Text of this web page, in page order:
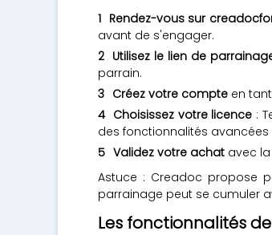
Rendez-vous sur
avant de s'engager.
Utilisez le lien de
parrain.
Créez votre compte en
Choisissez votre licence :
des fonctionnalités
Validez votre achat avec
Astuce : Creadoc propose
parrainage peut se cumuler
Les fonctionnalités